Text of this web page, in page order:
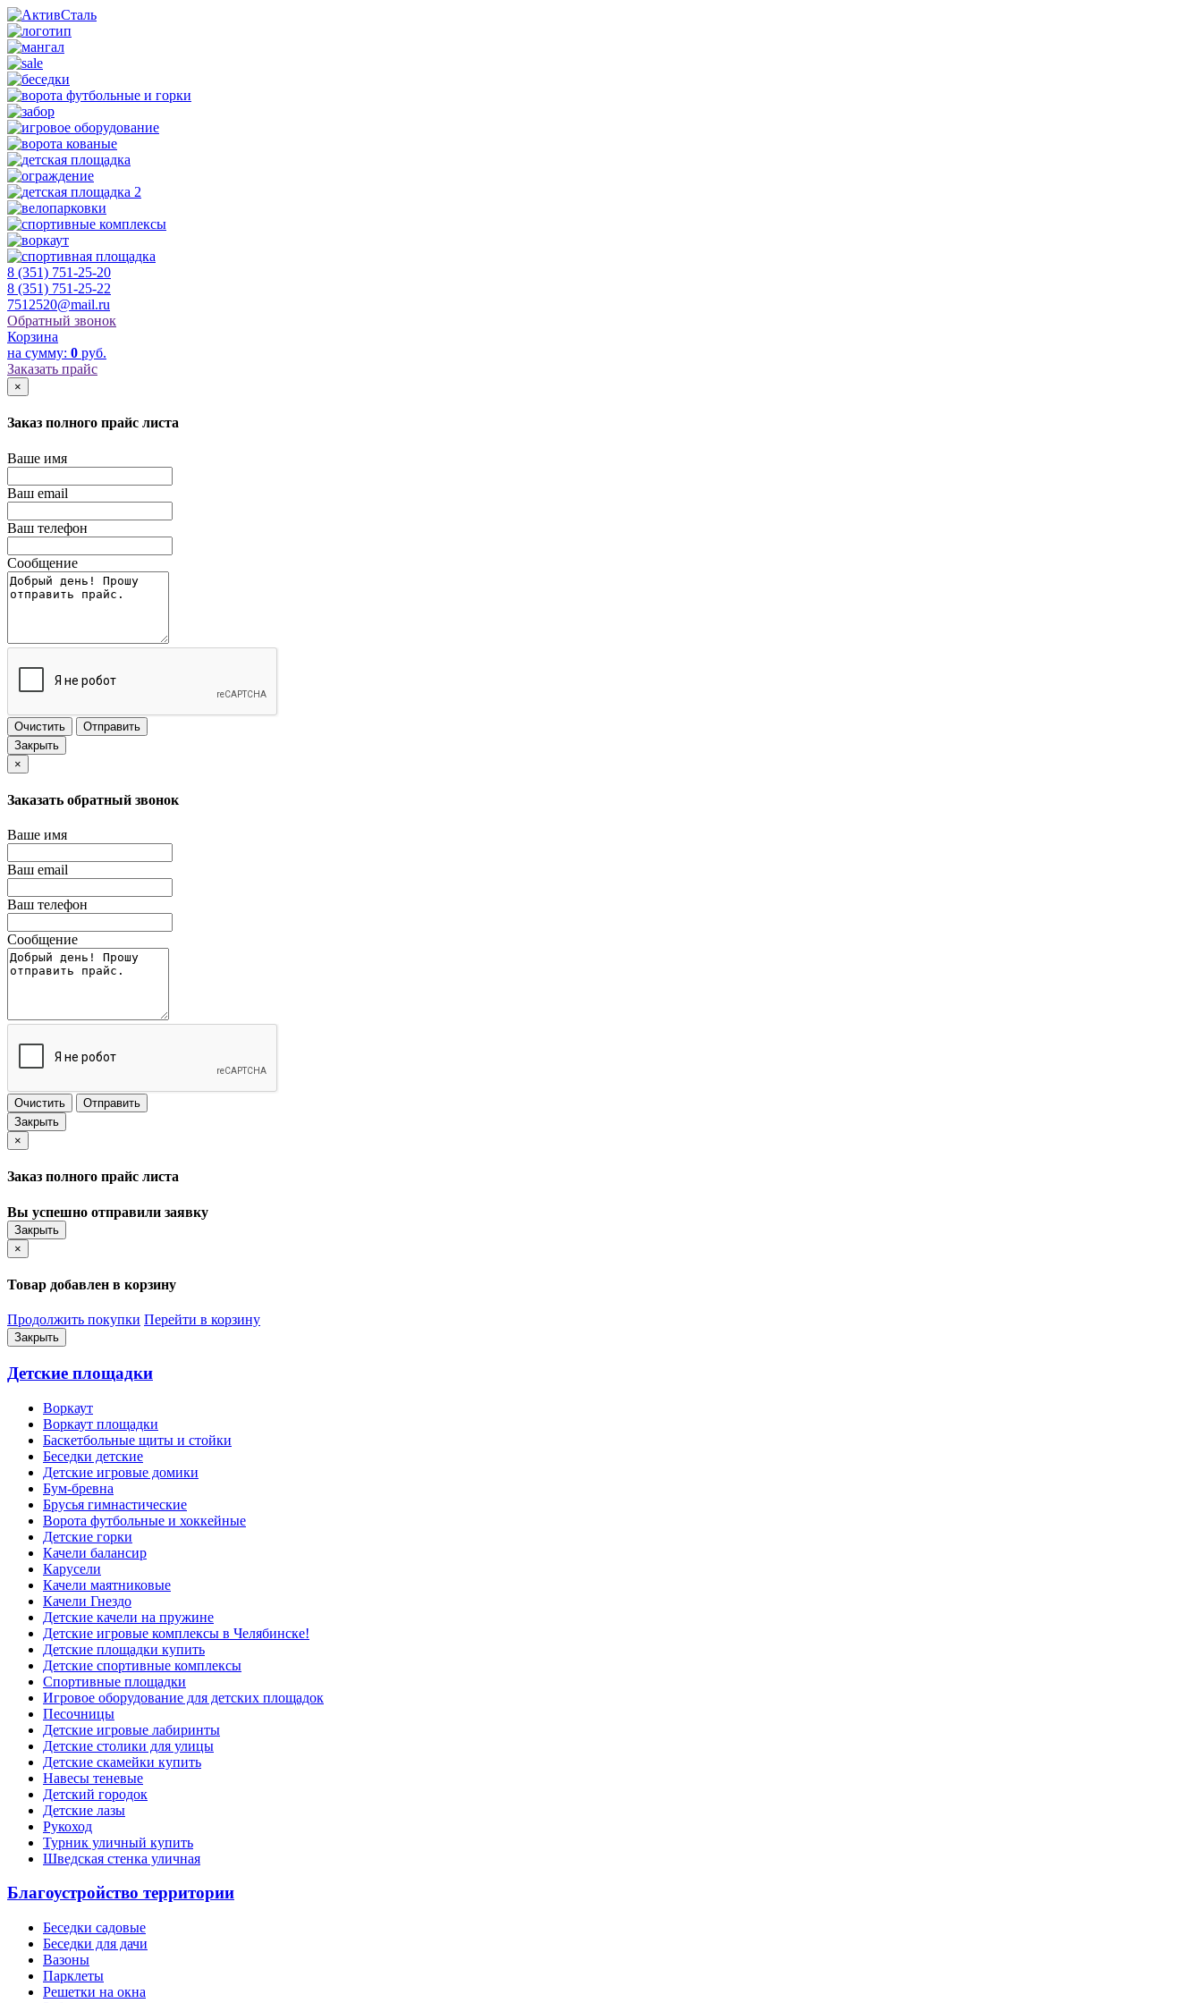
8 (351) 751-25-20
8 (351) 751-25-22
7512520@mail.ru
Обратный звонок
Корзина
на сумму: 0 руб.
Заказать прайс
×
Заказ полного прайс листа
Ваше имя
Ваш email
Ваш телефон
Сообщение
Очистить
Отправить
Закрыть
×
Заказать обратный звонок
Ваше имя
Ваш email
Ваш телефон
Сообщение
Очистить
Отправить
Закрыть
×
Заказ полного прайс листа
Вы успешно отправили заявку
Закрыть
×
Товар добавлен в корзину
Продолжить покупки Перейти в корзину
Закрыть
Детские площадки
Воркаут
Воркаут площадки
Баскетбольные щиты и стойки
Беседки детские
Детские игровые домики
Бум-бревна
Брусья гимнастические
Ворота футбольные и хоккейные
Детские горки
Качели балансир
Карусели
Качели маятниковые
Качели Гнездо
Детские качели на пружине
Детские игровые комплексы в Челябинске!
Детские площадки купить
Детские спортивные комплексы
Cпортивные площадки
Игровое оборудование для детских площадок
Песочницы
Детские игровые лабиринты
Детские столики для улицы
Детские скамейки купить
Навесы теневые
Детский городок
Детские лазы
Рукоход
Турник уличный купить
Шведская стенка уличная
Благоустройство территории
Беседки садовые
Беседки для дачи
Вазоны
Парклеты
Решетки на окна